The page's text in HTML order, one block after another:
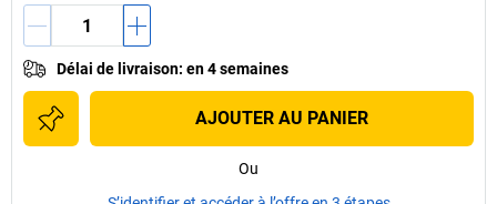
Délai de livraison: en 4 semaines
AJOUTER AU PANIER
Ou